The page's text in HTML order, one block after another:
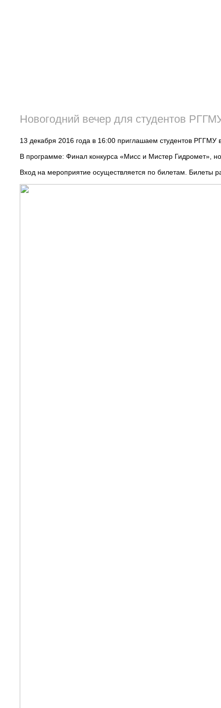
Новогодний вечер для студентов
13 декабря 2016 года в 16:00 приглашаем студентов
В программе: Финал конкурса «Мисс и Мистер Гидромет»,
Вход на мероприятие осуществляется по билетам. Билеты